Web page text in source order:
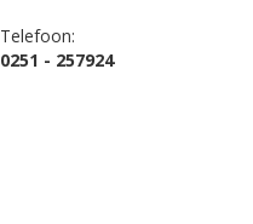
Telefoon:
0251 - 257924